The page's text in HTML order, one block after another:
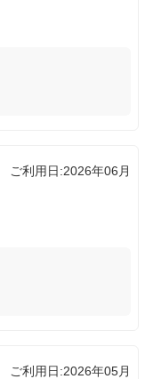
ご利用日:2026年06月
ご利用日:2026年05月